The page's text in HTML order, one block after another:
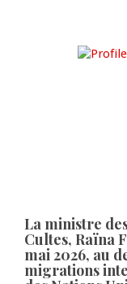
La ministre
Cultes, Raïna
mai 2026, au
migrations